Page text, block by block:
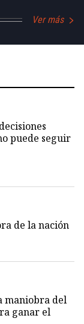
Ver más
puede seguir
de la nación
maniobra del
ganar el